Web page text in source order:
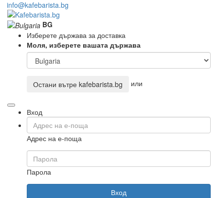
info@kafebarista.bg
BG
Изберете държава за доставка
Моля, изберете вашата държава
Остани вътре kafebarista.bg или
Вход
Адрес на е-поща
Парола
Вход